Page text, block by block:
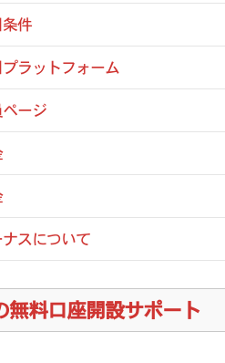
件
ラットフォーム
ージ
スについて
無料口座開設サポート